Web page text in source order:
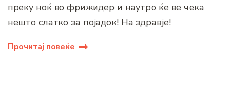
преку ноќ во фрижидер и наутро ќе ве чека
нешто слатко за појадок! На здравје!
Прочитај повеќе